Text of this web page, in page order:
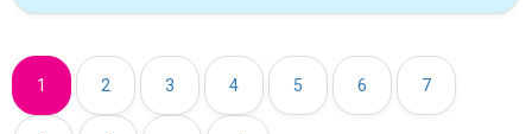
1 2 3 4 5 6 7